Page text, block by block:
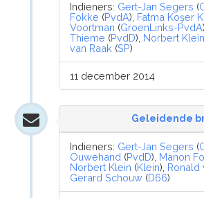
Indieners: Gert-Jan Segers (
Fokke (PvdA), Fatma Koşer
Voortman (GroenLinks-PvdA),
Thieme (PvdD), Norbert Klein
van Raak (SP)
11 december 2014
Geleidende
Indieners: Gert-Jan Segers (
Ouwehand (PvdD), Manon
Norbert Klein (Klein), Ronald
Gerard Schouw (D66)